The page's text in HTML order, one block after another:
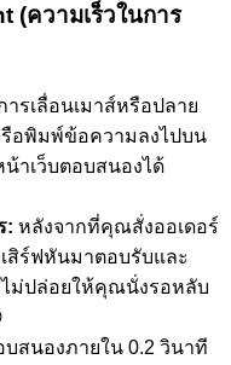
(ความเร็วในการ
ารเลื่อนเมาส์หรือปลาย
อพิมพ์ข้อความลงไปบน
น้าเว็บตอบสนองได้
: หลังจากที่คุณสั่งออเดอร์
เสิร์ฟหันมาตอบรับและ
ม่ปล่อยให้คุณนั่งรอหลับ
บสนองภายใน 0.2 วินาที